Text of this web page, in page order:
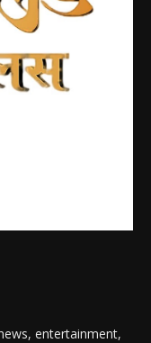
entertainment,